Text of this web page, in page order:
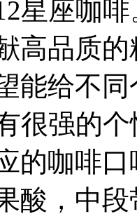
星座咖
高品质
能给不
很强的
的咖啡
酸，中